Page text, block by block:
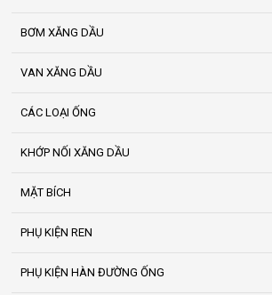
BƠM XĂNG DẦU
VAN XĂNG DẦU
CÁC LOẠI ỐNG
KHỚP NỐI XĂNG DẦU
MẶT BÍCH
PHỤ KIỆN REN
PHỤ KIỆN HÀN ĐƯỜNG ỐNG